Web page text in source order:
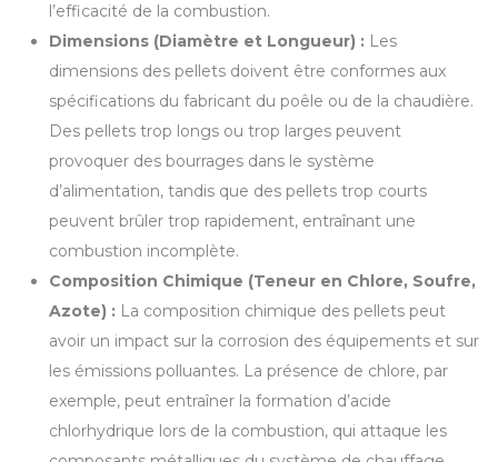
l’efficacité de la combustion.
Dimensions (Diamètre et Longueur) : Les
dimensions des pellets doivent être conformes aux
spécifications du fabricant du poêle ou de la chaudière.
Des pellets trop longs ou trop larges peuvent
provoquer des bourrages dans le système
d’alimentation, tandis que des pellets trop courts
peuvent brûler trop rapidement, entraînant une
combustion incomplète.
Composition Chimique (Teneur en Chlore, Soufre,
Azote) : La composition chimique des pellets peut
avoir un impact sur la corrosion des équipements et sur
les émissions polluantes. La présence de chlore, par
exemple, peut entraîner la formation d’acide
chlorhydrique lors de la combustion, qui attaque les